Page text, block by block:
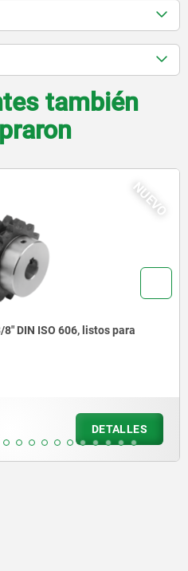
también
NUEVO
ISO 606, listos para
DETALLES